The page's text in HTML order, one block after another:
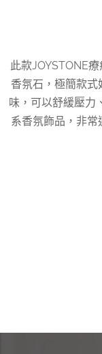
此款JOYSTONE
香氛石，極簡款
味，可以舒緩壓力
系香氛飾品，非常